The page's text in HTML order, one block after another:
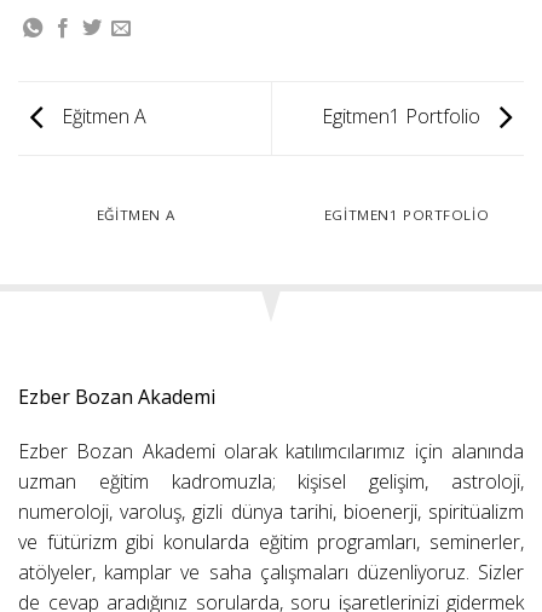
Eğitmen A Egitmen1 Portfolio
EĞITMEN A EGITMEN1 PORTFOLIO
Ezber Bozan Akademi
Ezber Bozan Akademi olarak katılımcılarımız için alanında
uzman eğitim kadromuzla; kişisel gelişim, astroloji,
numeroloji, varoluş, gizli dünya tarihi, bioenerji, spiritüalizm
ve fütürizm gibi konularda eğitim programları, seminerler,
atölyeler, kamplar ve saha çalışmaları düzenliyoruz. Sizler
de cevap aradığınız sorularda, soru işaretlerinizi gidermek